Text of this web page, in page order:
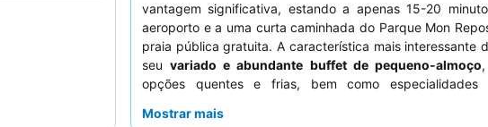
vantagem significativa, estando a apenas 15-20
aeroporto e a uma curta caminhada do Parque Mon
praia pública gratuita. A característica mais interessante
seuvariado e abundante buffet de pequeno-almoço
opções quentes e frias, bem como especialidades
limpeza pela sua prestabilidade, gentileza e eficiência,
Mostrar mais